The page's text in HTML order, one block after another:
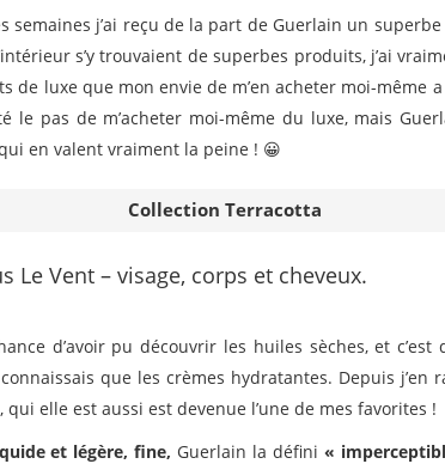
semaines j’ai reçu de la part de Guerlain un
s’y trouvaient de superbes produits, j’ai
de luxe que mon envie de m’en acheter moi-même
le pas de m’acheter moi-même du luxe, mais
en valent vraiment la peine ! 😀
Collection Terracotta
Le Vent – visage, corps et cheveux.
d’avoir pu découvrir les huiles sèches, et
que les crèmes hydratantes. Depuis j’en
elle est aussi est devenue l’une de mes favorites !
et légère, fine, Guerlain la défini «